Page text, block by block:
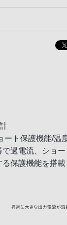
ート保護機能/温
過電流、ショ
保護機能を搭